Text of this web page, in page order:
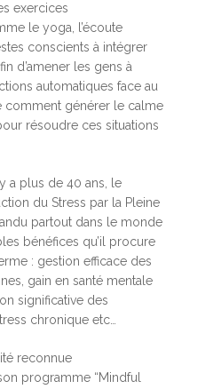
exercices
le yoga, l’écoute
conscients à intégrer
d’amener les gens à
automatiques face au
comment générer le calme
résoudre ces situations
a plus de 40 ans, le
du Stress par la Pleine
partout dans le monde
bénéfices qu’il procure
: gestion efficace des
gain en santé mentale
significative des
chronique etc…
reconnue
programme “Mindful